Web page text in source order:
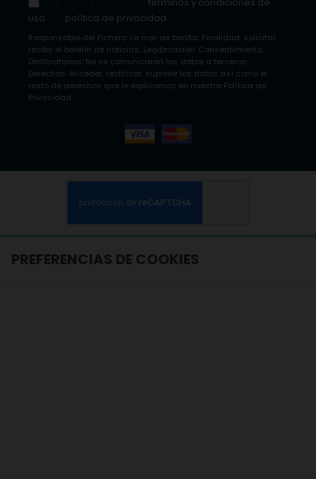
uso
política de privacidad
Responsable del Fichero: La mar de bonita; Finalidad: solicitar
recibir el boletín de noticias; Legitimación: Consentimiento;
Destinatarios: No se comunicarán los datos a terceros;
Derechos: Acceder, rectificar, suprimir los datos así como el
resto de derechos que le explicamos en nuestra Política de
Privacidad.
PREFERENCIAS DE COOKIES